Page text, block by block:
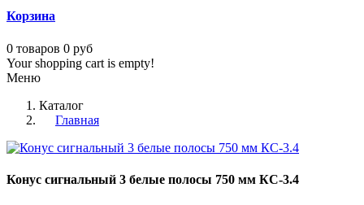
Корзина
0 товаров 0 руб
Your shopping cart is empty!
Меню
Каталог
Главная
Конус сигнальный 3 белые полосы 750 мм КС-3.4